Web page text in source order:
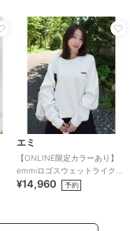
エミ
【ONLINE限定カラーあり】
emmiロゴスウェットライクニ
ット
¥14,960 予約